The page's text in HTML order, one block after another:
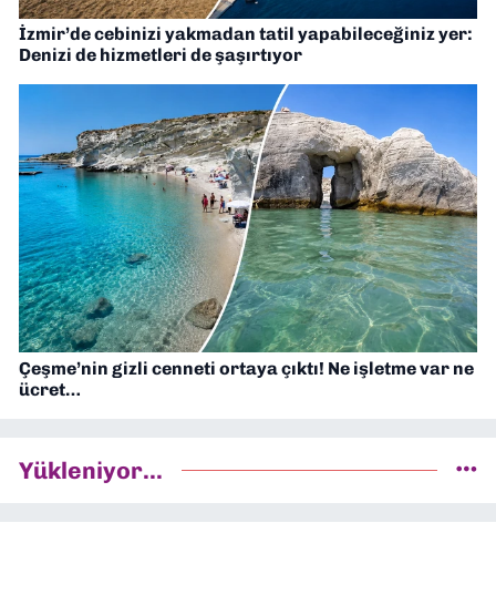
İzmir’de cebinizi yakmadan tatil yapabileceğiniz yer:
Denizi de hizmetleri de şaşırtıyor
Çeşme’nin gizli cenneti ortaya çıktı! Ne işletme var ne
ücret…
Yükleniyor...